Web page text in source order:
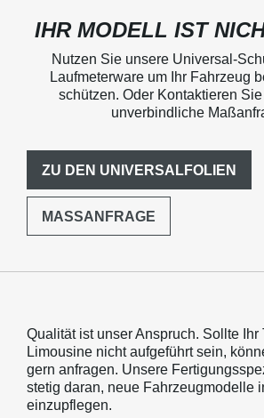
IHR MODELL IST
Nutzen Sie unsere Universal-
Laufmeterware um Ihr Fahrzeug
schützen. Oder Kontaktieren
unverbindliche
ZU DEN UNIVERSALFOLIEN
MASSANFRAGE
Qualität ist unser Anspruch. Sollte Ihr
Limousine nicht aufgeführt sein,
gern anfragen. Unsere
stetig daran, neue Fahrzeugmodelle
einzupflegen.